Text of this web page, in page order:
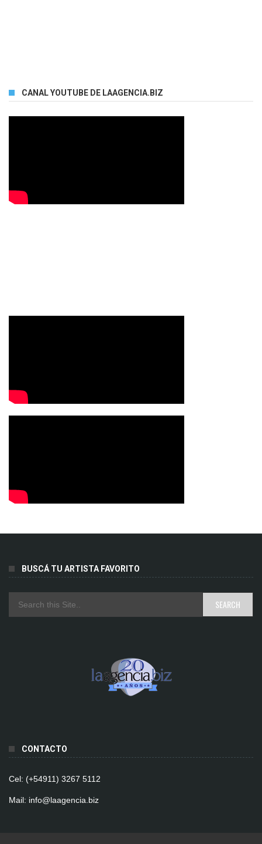
CANAL YOUTUBE DE LAAGENCIA.BIZ
BUSCÁ TU ARTISTA FAVORITO
CONTACTO
Cel: (+54911) 3267 5112
Mail: info@laagencia.biz